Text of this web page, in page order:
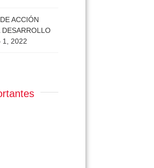
ACCIÓN
DESARROLLO
1, 2022